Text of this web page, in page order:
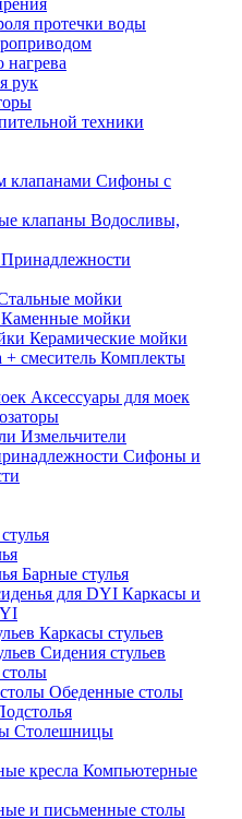
протечки воды
нагрева
рук
техники
Сифоны с
Водосливы,
Принадлежности
мойки
Каменные мойки
Керамические мойки
Комплекты
Аксессуары для моек
Измельчители
Сифоны и
Барные стулья
Каркасы и
Каркасы стульев
Сидения стульев
Обеденные столы
Столешницы
Компьютерные